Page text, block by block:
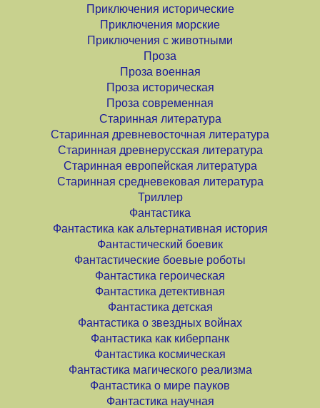
Приключения исторические
Приключения морские
Приключения с животными
Проза
Проза военная
Проза историческая
Проза современная
Старинная литература
Старинная древневосточная литература
Старинная древнерусская литература
Старинная европейская литература
Старинная средневековая литература
Триллер
Фантастика
Фантастика как альтернативная история
Фантастический боевик
Фантастические боевые роботы
Фантастика героическая
Фантастика детективная
Фантастика детская
Фантастика о звездных войнах
Фантастика как киберпанк
Фантастика космическая
Фантастика магического реализма
Фантастика о мире пауков
Фантастика научная